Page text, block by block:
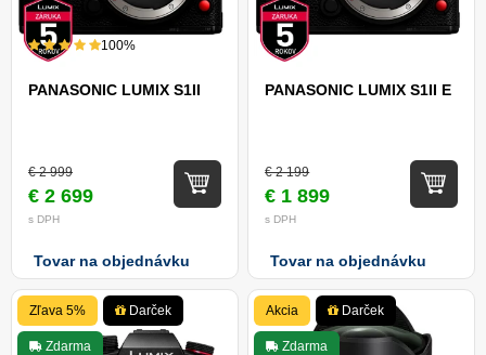
100%
PANASONIC LUMIX S1II
€ 2 999
€ 2 699
s DPH
Tovar na objednávku
PANASONIC LUMIX S1II E
€ 2 199
€ 1 899
s DPH
Tovar na objednávku
Zľava 5% Darček
Zdarma
Akcia Darček
Zdarma